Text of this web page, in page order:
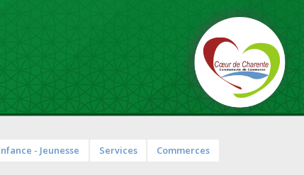
- Jeunesse Services Commerces